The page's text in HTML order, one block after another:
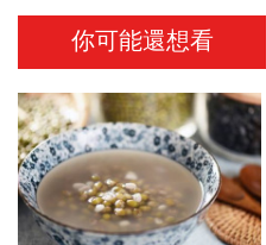
你可能還想看